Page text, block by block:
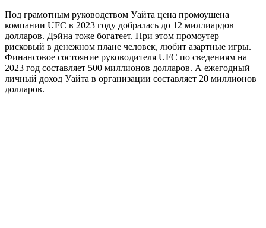
Под грамотным руководством Уайта цена промоушена
компании UFC в 2023 году добралась до 12 миллиардов
долларов. Дэйна тоже богатеет. При этом промоутер —
рисковый в денежном плане человек, любит азартные игры.
Финансовое состояние руководителя UFC по сведениям на
2023 год составляет 500 миллионов долларов. А ежегодный
личный доход Уайта в организации составляет 20 миллионов
долларов.